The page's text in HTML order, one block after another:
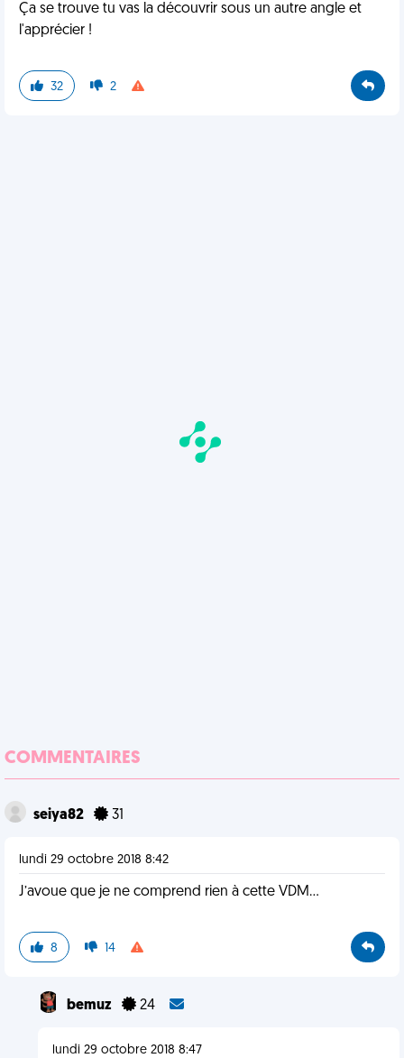
Ça se trouve tu vas la découvrir sous un autre angle et
l'apprécier !
32 2
COMMENTAIRES
seiya82 31
lundi 29 octobre 2018 8:42
J’avoue que je ne comprend rien à cette VDM...
8 14
bemuz 24
lundi 29 octobre 2018 8:47